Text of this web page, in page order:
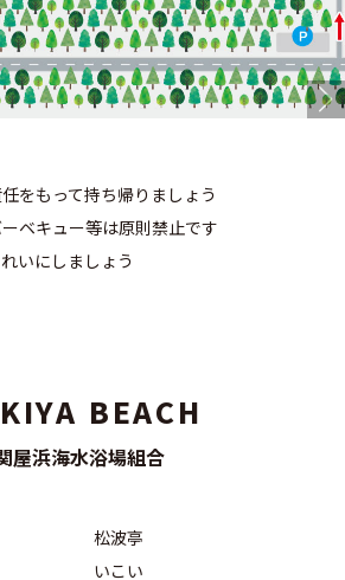
をもって持ち帰りましょう
ベキュー等は原則禁止です
いにしましょう
BEACH
屋浜海水浴場組合
松波亭
いこい